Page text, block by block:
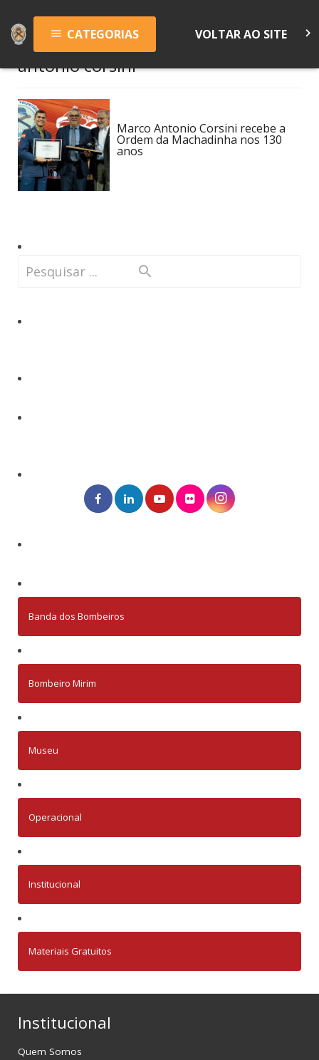
menu CATEGORIAS VOLTAR AO SITE keyboard_arrow_right
antonio corsini
Marco Antonio Corsini recebe a
Ordem da Machadinha nos 130
anos
Banda dos Bombeiros
Bombeiro Mirim
Museu
Operacional
Institucional
Materiais Gratuitos
Institucional
Quem Somos